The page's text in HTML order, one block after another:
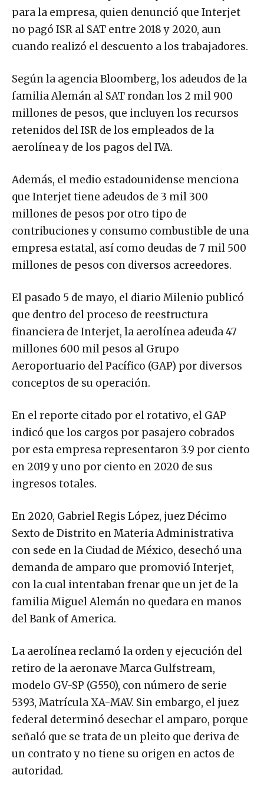
para la empresa, quien denunció que Interjet
no pagó ISR al SAT entre 2018 y 2020, aun
cuando realizó el descuento a los trabajadores.
Según la agencia Bloomberg, los adeudos de la
familia Alemán al SAT rondan los 2 mil 900
millones de pesos, que incluyen los recursos
retenidos del ISR de los empleados de la
aerolínea y de los pagos del IVA.
Además, el medio estadounidense menciona
que Interjet tiene adeudos de 3 mil 300
millones de pesos por otro tipo de
contribuciones y consumo combustible de una
empresa estatal, así como deudas de 7 mil 500
millones de pesos con diversos acreedores.
El pasado 5 de mayo, el diario Milenio publicó
que dentro del proceso de reestructura
financiera de Interjet, la aerolínea adeuda 47
millones 600 mil pesos al Grupo
Aeroportuario del Pacífico (GAP) por diversos
conceptos de su operación.
En el reporte citado por el rotativo, el GAP
indicó que los cargos por pasajero cobrados
por esta empresa representaron 3.9 por ciento
en 2019 y uno por ciento en 2020 de sus
ingresos totales.
En 2020, Gabriel Regis López, juez Décimo
Sexto de Distrito en Materia Administrativa
con sede en la Ciudad de México, desechó una
demanda de amparo que promovió Interjet,
con la cual intentaban frenar que un jet de la
familia Miguel Alemán no quedara en manos
del Bank of America.
La aerolínea reclamó la orden y ejecución del
retiro de la aeronave Marca Gulfstream,
modelo GV-SP (G550), con número de serie
5393, Matrícula XA-MAV. Sin embargo, el juez
federal determinó desechar el amparo, porque
señaló que se trata de un pleito que deriva de
un contrato y no tiene su origen en actos de
autoridad.